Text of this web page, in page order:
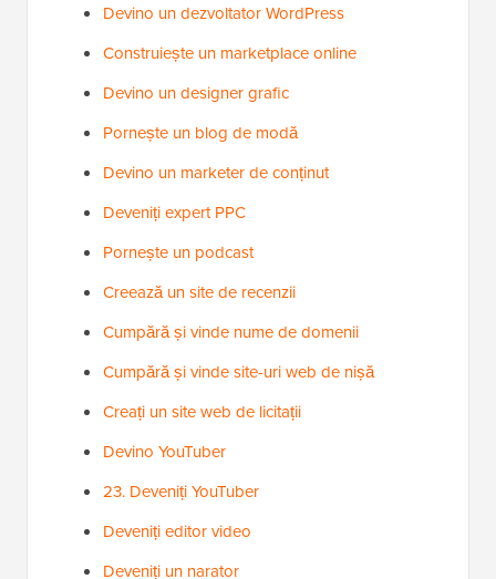
Devino un dezvoltator WordPress
Construiește un marketplace online
Devino un designer grafic
Pornește un blog de modă
Devino un marketer de conținut
Deveniți expert PPC
Pornește un podcast
Creează un site de recenzii
Cumpără și vinde nume de domenii
Cumpără și vinde site-uri web de nișă
Creați un site web de licitații
Devino YouTuber
23. Deveniți YouTuber
Deveniți editor video
Deveniți un narator